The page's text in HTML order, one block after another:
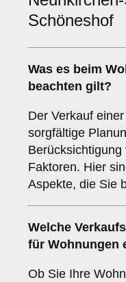
Schöneshof
Was es beim
beachten gilt?
Der Verkauf
sorgfältige
Faktoren. Hier
Aspekte, die Sie
Welche
für Wohnungen
Ob Sie Ihre